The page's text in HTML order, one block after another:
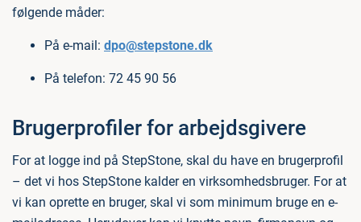
følgende måder:
På e-mail: dpo@stepstone.dk
På telefon: 72 45 90 56
Brugerprofiler for arbejdsgivere
For at logge ind på StepStone, skal du have en brugerprofil
– det vi hos StepStone kalder en virksomhedsbruger. For at
vi kan oprette en bruger, skal vi som minimum bruge en e-